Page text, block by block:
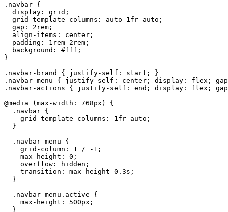
.navbar {
display : grid ;
grid-template-columns : auto 1fr auto ;
gap : 2rem ;
align-items : center ;
padding : 1rem 2rem ;
background : #fff ;
}
.navbar-brand
{ justify-self : start ;
}
.navbar-menu
{ justify-self : center ; display : flex ;
gap
.navbar-actions
{ justify-self : end ; display : flex ;
gap
@media
( max-width : 768px )
{
.navbar {
grid-template-columns : 1fr auto ;
}
.navbar-menu
{
grid-column : 1 / -1 ;
max-height : 0 ;
overflow : hidden ;
transition : max-height 0.3s ;
}
.navbar-menu.active
{
max-height : 500px ;
}